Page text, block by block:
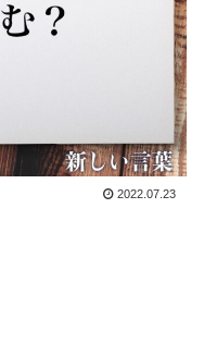
2022.07.23